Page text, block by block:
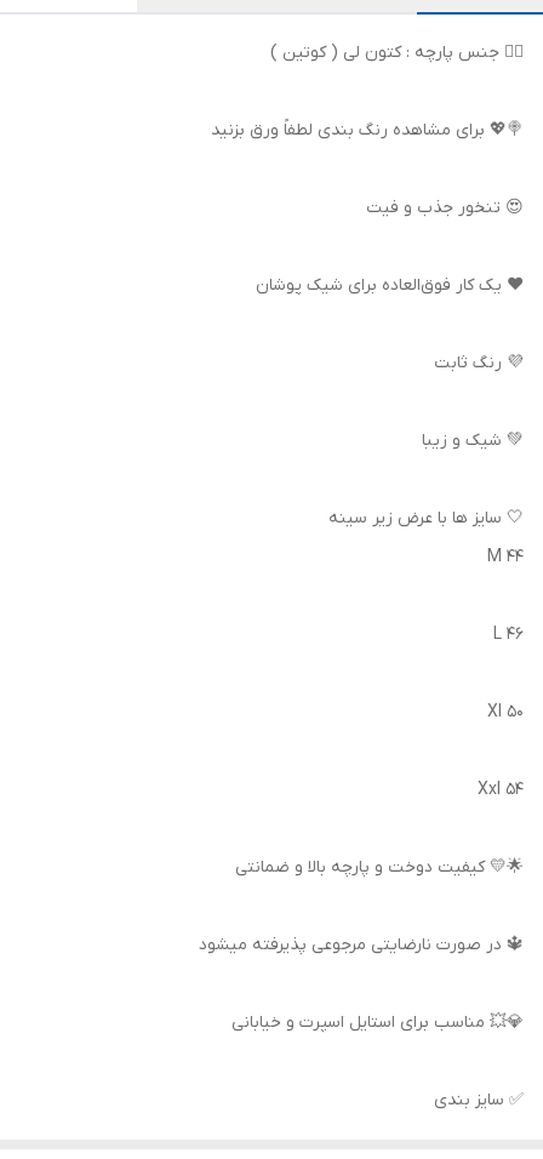
👌🏻 جنس پارچه : کتون لی ( کوتین )
🍭💖 برای مشاهده رنگ بندی لطفاً ورق بزنید
😍 تنخور جذب و فیت
❤️ یک کار فوق‌العاده برای شیک پوشان
💜 رنگ ثابت
💚 شیک و زیبا
🤍 سایز ها با عرض زیر سینه
M 44
L 46
Xl 50
Xxl 54
🌟💛 کیفیت دوخت و پارچه بالا و ضمانتی
🔱 در صورت نارضایتی مرجوعی پذیرفته میشود
💎💥 مناسب برای استایل اسپرت و خیابانی
✅ سایز بندی